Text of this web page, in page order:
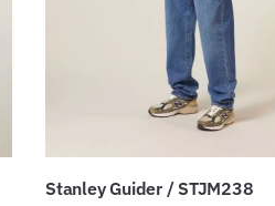
Stanley Guider / STJM238